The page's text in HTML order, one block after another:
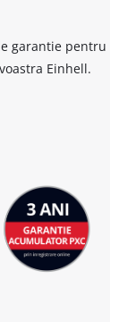
garantie pentru
Einhell.